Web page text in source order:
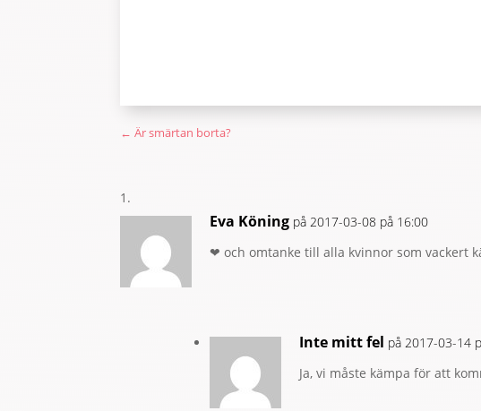
←Är smärtan borta?
Eva Köning på 2017-03-08 på 16:00
❤ och omtanke till alla kvinnor som vackert
Inte mitt fel på 2017-03-14
Ja, vi måste kämpa för att